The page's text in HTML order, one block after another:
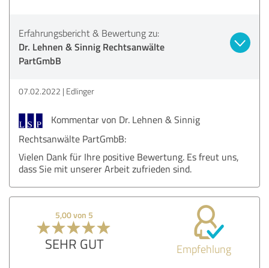
Erfahrungsbericht & Bewertung zu:
Dr. Lehnen & Sinnig Rechtsanwälte
PartGmbB
07.02.2022 Edlinger
Kommentar von Dr. Lehnen & Sinnig
Rechtsanwälte PartGmbB:
Vielen Dank für Ihre positive Bewertung. Es freut uns,
dass Sie mit unserer Arbeit zufrieden sind.
5,00 von 5
SEHR GUT Empfehlung